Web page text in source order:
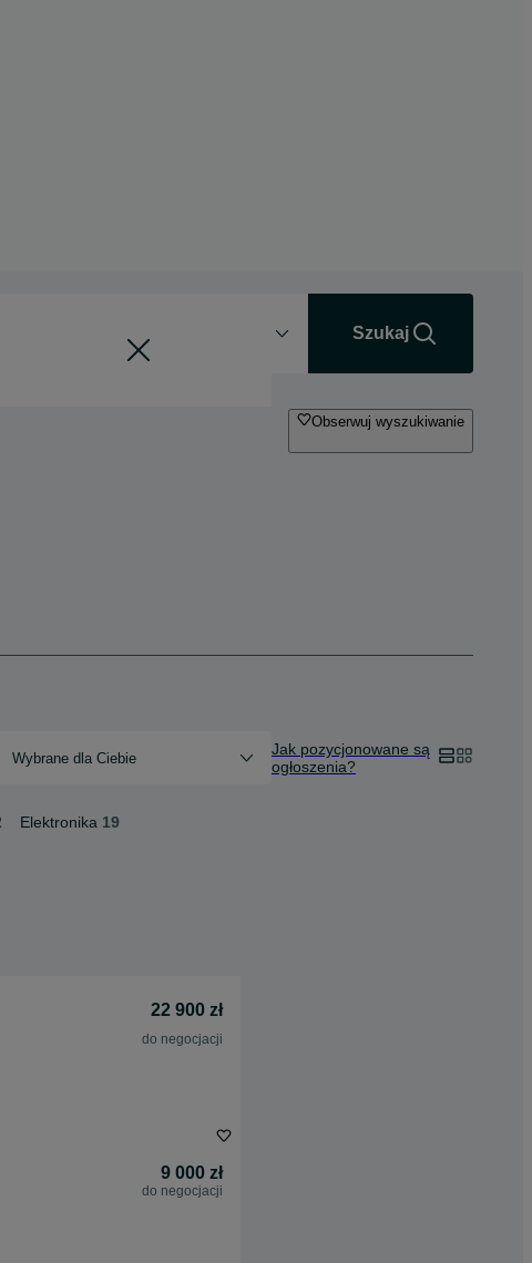
Szukaj
Obserwuj wyszukiwanie
Wybrane dla Ciebie
Jak pozycjonowane są
ogłoszenia?
Elektronika 19
22 900 zł
do negocjacji
9 000 zł
do negocjacji